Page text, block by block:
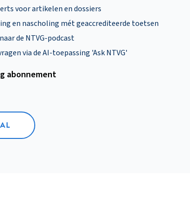
voor artikelen en dossiers
en nascholing mét geaccrediteerde toetsen
de NTVG-podcast
via de AI-toepassing 'Ask NTVG'
abonnement